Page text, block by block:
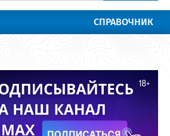
СПРАВОЧНИК